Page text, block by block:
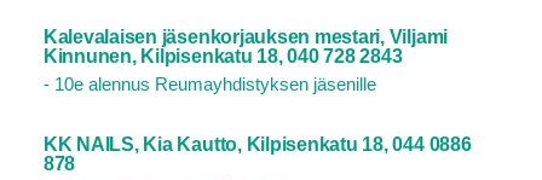
Kalevalaisen jäsenkorjauksen mestari, Viljami
Kinnunen, Kilpisenkatu 18, 040 728 2843
- 10e alennus Reumayhdistyksen jäsenille
KK NAILS, Kia Kautto, Kilpisenkatu 18, 044 0886
878